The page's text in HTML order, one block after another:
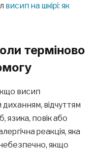
висип на шкірі: як
терміново
висип
відчуттям
язика, повік або
реакція, яка
якщо